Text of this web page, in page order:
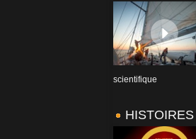
scientifique